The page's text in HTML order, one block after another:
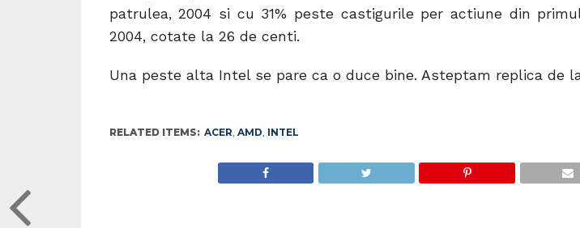
patrulea, 2004 si cu 31% peste castigurile per actiune din
2004, cotate la 26 de centi.
Una peste alta Intel se pare ca o duce bine. Asteptam replica de
RELATED ITEMS: ACER, AMD, INTEL